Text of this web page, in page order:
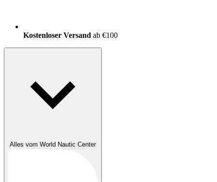
Kostenloser Versand ab €100
Alles vom World Nautic Center